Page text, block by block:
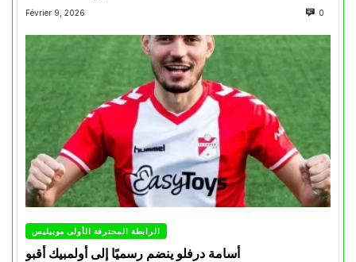
Février 9, 2026 0
الرابطة المحترفة الأولى موبيليس
أسامة درفلو ينضم رسميًا إلى أولمبيك أقبو